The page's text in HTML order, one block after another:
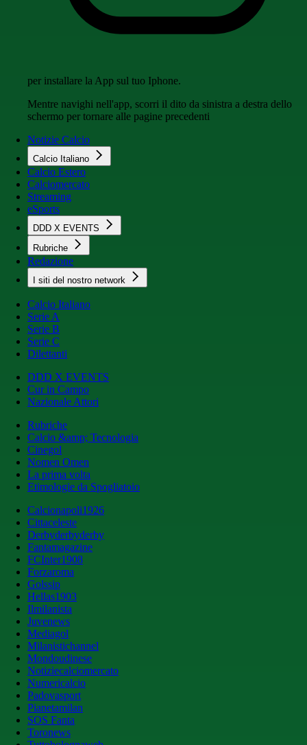
per installare la App sul tuo Iphone.
Mentre navighi nell'app, scorri il dito da sinistra a destra dello
schermo per tornare alle pagine precedenti
Notizie Calcio
Calcio Italiano
Calcio Estero
Calciomercato
Streaming
eSports
DDD X EVENTS
Rubriche
Redazione
I siti del nostro network
Calcio Italiano
Serie A
Serie B
Serie C
Dilettanti
DDD X EVENTS
Cur in Campo
Nazionale Attori
Rubriche
Calcio &amp; Tecnologia
Cinegol
Nomen Omen
La prima volta
Etimologie da Spogliatoio
Calcionapoli1926
Cittaceleste
Derbyderbyderby
Fantamagazine
FCInter1908
Forzaroma
Golssip
Hellas1903
Ilmilanista
Juvenews
Mediagol
Milanistichannel
Mondoudinese
Notiziecalciomercato
Numericalcio
Padovasport
Pianetamilan
SOS Fanta
Toronews